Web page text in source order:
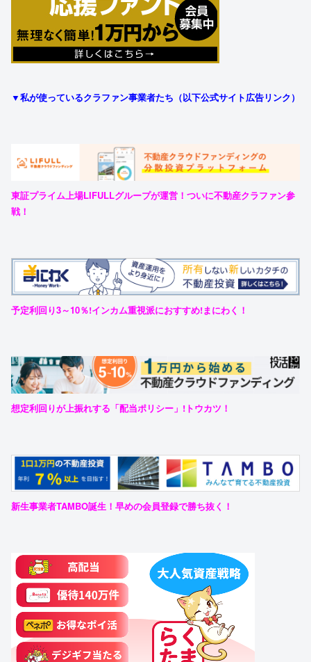
▼私が使っているクラファン事業者たち（以下公式サイト広告リンク）
東証プライム上場LIFULLグループが運営！ついに不動産クラファン参
戦！
予定利回り3～10％!インカム重視派におすすめ!まにわく！
想定利回りが上振れする「配当ポリシー」!トウカツ！
新生事業者TAMBO誕生！早めの会員登録で勝ち抜く！